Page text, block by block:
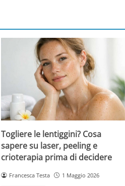
Togliere le lentiggini? Cosa
sapere su laser, peeling e
crioterapia prima di decidere
Francesca Testa 1 Maggio 2026